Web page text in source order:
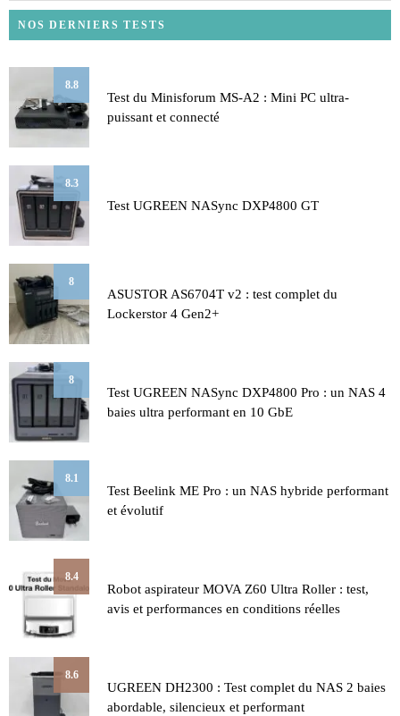
NOS DERNIERS TESTS
8.8
Test du Minisforum MS-A2 : Mini PC ultra-
puissant et connecté
8.3
Test UGREEN NASync DXP4800 GT
8
ASUSTOR AS6704T v2 : test complet du
Lockerstor 4 Gen2+
8
Test UGREEN NASync DXP4800 Pro : un NAS 4
baies ultra performant en 10 GbE
8.1
Test Beelink ME Pro : un NAS hybride performant
et évolutif
8.4
Robot aspirateur MOVA Z60 Ultra Roller : test,
avis et performances en conditions réelles
8.6
UGREEN DH2300 : Test complet du NAS 2 baies
abordable, silencieux et performant